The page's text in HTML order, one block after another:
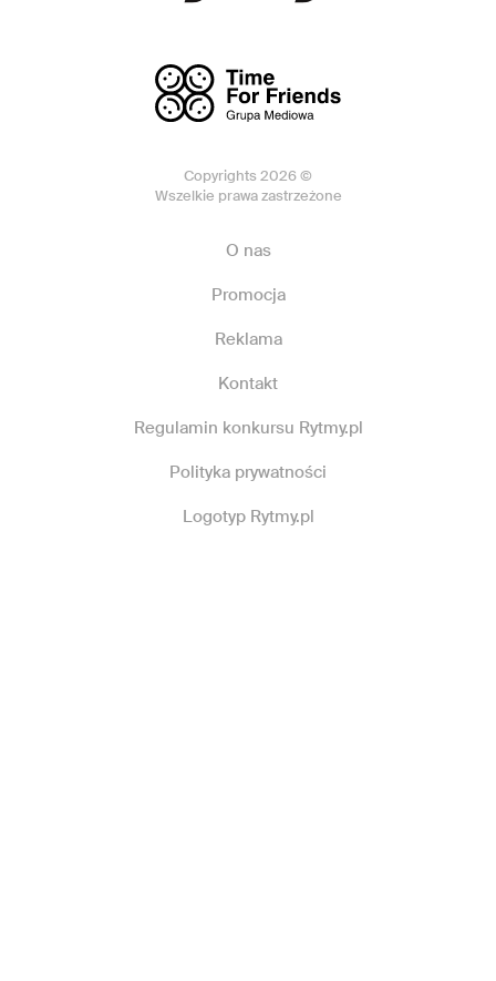
Copyrights 2026 ©
Wszelkie prawa zastrzeżone
O nas
Promocja
Reklama
Kontakt
Regulamin konkursu Rytmy.pl
Polityka prywatności
Logotyp Rytmy.pl